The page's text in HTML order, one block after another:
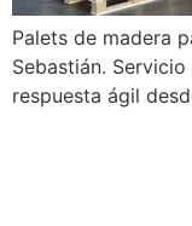
Palets de madera
Sebastián.
respuesta ágil